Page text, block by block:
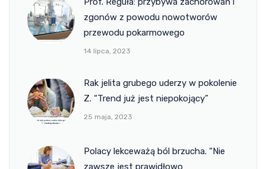
zgonów z powodu nowotworów
przewodu pokarmowego
14 lipca, 2023
Rak jelita grubego uderzy w pokolenie
Z. “Trend już jest niepokojący”
25 maja, 2023
Polacy lekceważą ból brzucha. “Nie
zawsze jest prawidłowo